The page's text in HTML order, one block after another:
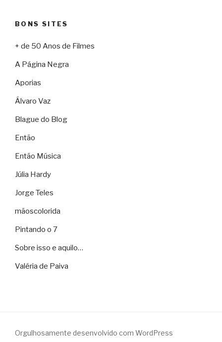
BONS SITES
+ de 50 Anos de Filmes
A Página Negra
Aporias
Álvaro Vaz
Blague do Blog
Então
Então Música
Júlia Hardy
Jorge Teles
mãoscolorida
Pintando o 7
Sobre isso e aquilo…
Valéria de Paiva
Orgulhosamente desenvolvido com WordPress